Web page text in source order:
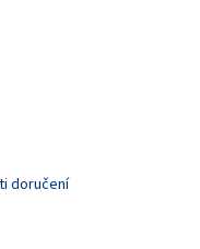
doručení